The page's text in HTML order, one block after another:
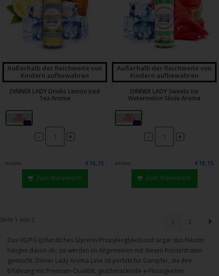
Außerhalb der Reichweite von
Kindern aufbewahren
DINNER LADY Drinks Lemon Iced
Tea Aroma
20 ml
0x
- +
€17,95
€16,15
Zum Warenkorb
Außerhalb der Reichweite von
Kindern aufbewahren
DINNER LADY Sweets Ice
Watermelon Slices Aroma
20 ml
0x
- +
€17,95
€16,15
Zum Warenkorb
Seite 1 von 2 1 2
Das VG/PG (pflanzliches Glycerin/Propylenglykol) und sogar das Nikotin
hängen davon ab; sie werden im Allgemeinen mit diesen Konzentraten
gemischt. Dinner Lady Aroma Linie ist perfekt für Dampfer, die ihre
Erfahrung mit Premium-Qualität, geschmackvolle e-Flüssigkeiten